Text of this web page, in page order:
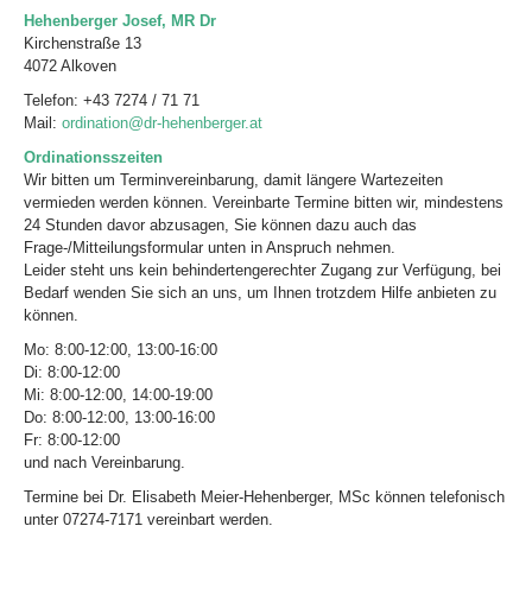
Hehenberger Josef, MR Dr
Kirchenstraße 13
4072 Alkoven
Telefon: +43 7274 / 71 71
Mail: ordination@dr-hehenberger.at
Ordinationsszeiten
Wir bitten um Terminvereinbarung, damit längere Wartezeiten
vermieden werden können. Vereinbarte Termine bitten wir, mindestens
24 Stunden davor abzusagen, Sie können dazu auch das
Frage-/Mitteilungsformular unten in Anspruch nehmen.
Leider steht uns kein behindertengerechter Zugang zur Verfügung, bei
Bedarf wenden Sie sich an uns, um Ihnen trotzdem Hilfe anbieten zu
können.
Mo: 8:00-12:00, 13:00-16:00
Di: 8:00-12:00
Mi: 8:00-12:00, 14:00-19:00
Do: 8:00-12:00, 13:00-16:00
Fr: 8:00-12:00
und nach Vereinbarung.
Termine bei Dr. Elisabeth Meier-Hehenberger, MSc können telefonisch
unter 07274-7171 vereinbart werden.